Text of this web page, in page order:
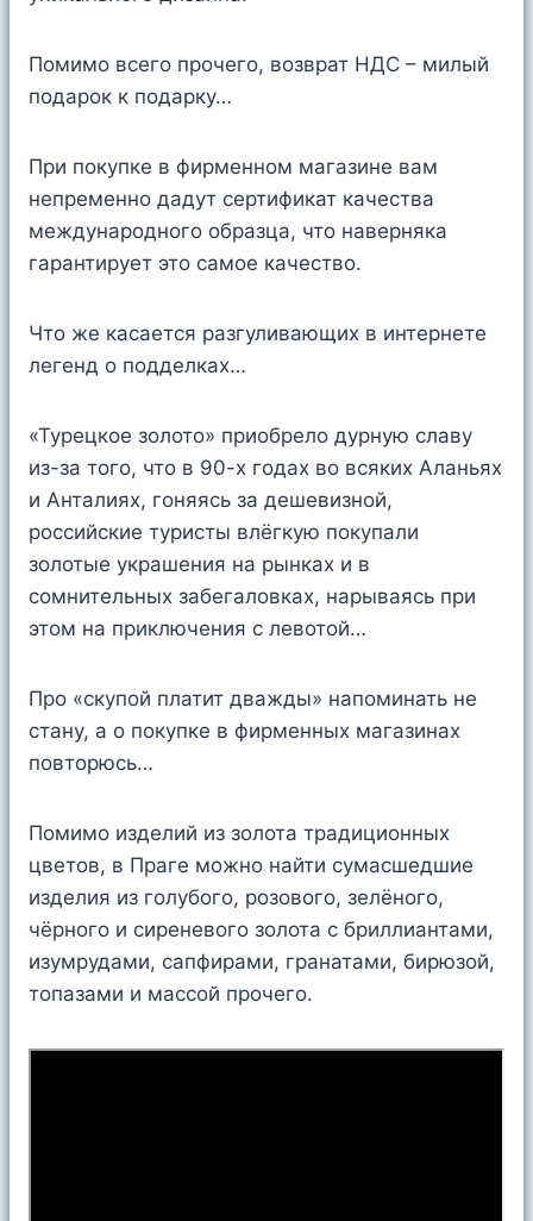
Помимо всего прочего, возврат НДС – милый
подарок к подарку…
При покупке в фирменном магазине вам
непременно дадут сертификат качества
международного образца, что наверняка
гарантирует это самое качество.
Что же касается разгуливающих в интернете
легенд о подделках…
«Турецкое золото» приобрело дурную славу
из-за того, что в 90-х годах во всяких Аланьях
и Анталиях, гоняясь за дешевизной,
российские туристы влёгкую покупали
золотые украшения на рынках и в
сомнительных забегаловках, нарываясь при
этом на приключения с левотой…
Про «скупой платит дважды» напоминать не
стану, а о покупке в фирменных магазинах
повторюсь…
Помимо изделий из золота традиционных
цветов, в Праге можно найти сумасшедшие
изделия из голубого, розового, зелёного,
чёрного и сиреневого золота с бриллиантами,
изумрудами, сапфирами, гранатами, бирюзой,
топазами и массой прочего.